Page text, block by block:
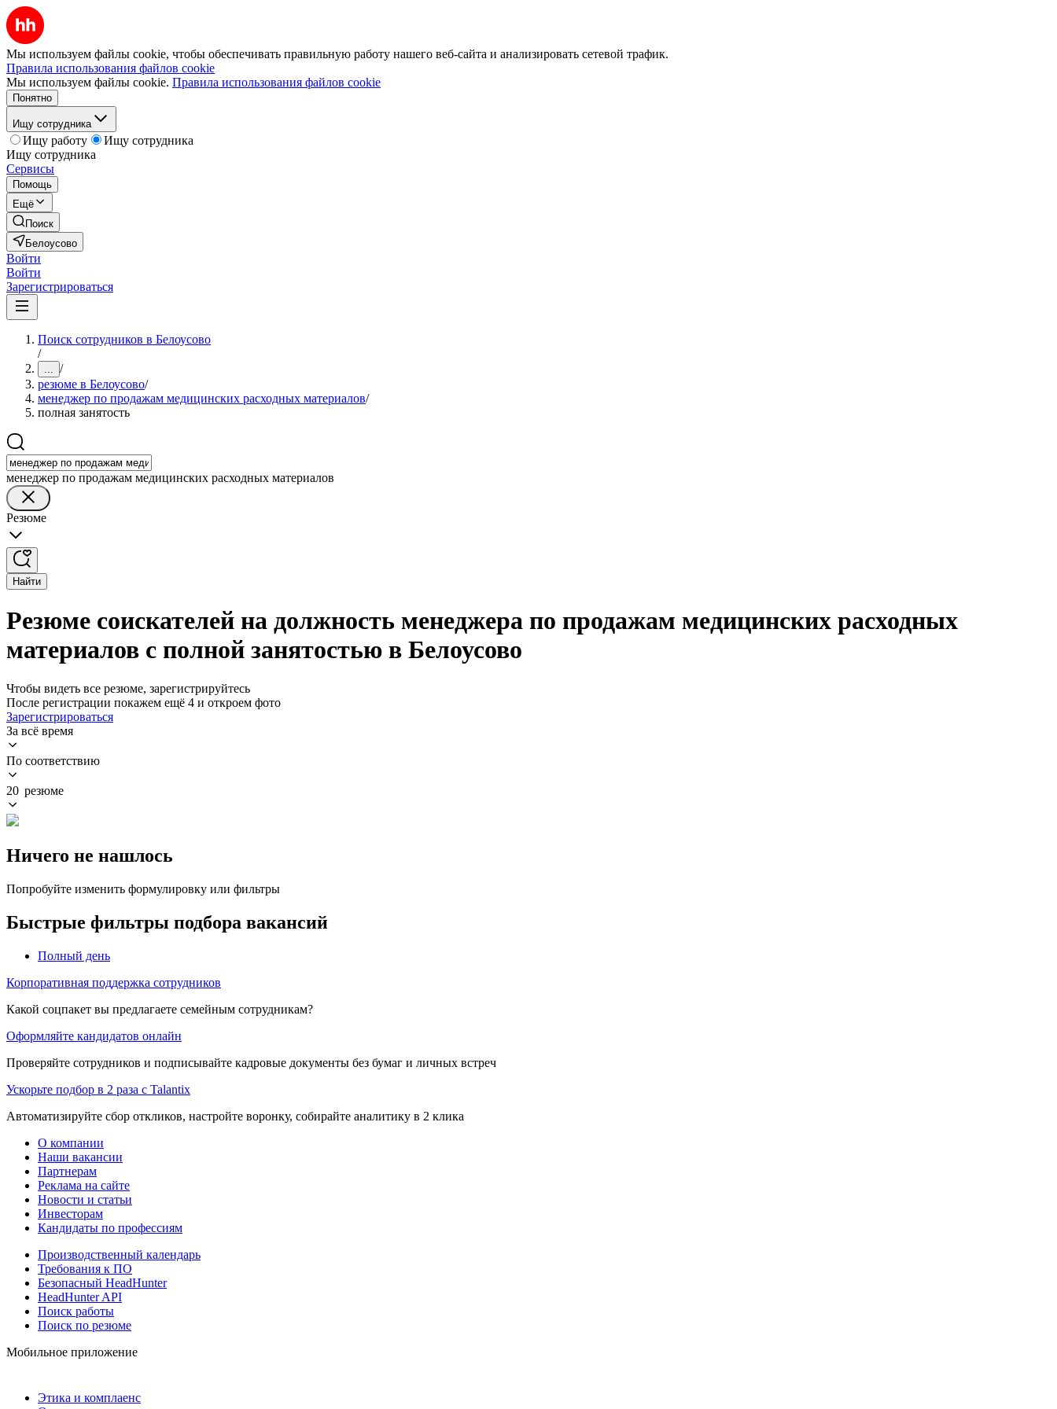
Мы используем файлы cookie, чтобы обеспечивать правильную работу нашего веб-сайта и анализировать сетевой трафик.
Правила использования файлов cookie
Мы используем файлы cookie. Правила использования файлов cookie
Понятно
Ищу сотрудника
Ищу работу
Ищу сотрудника
Ищу сотрудника
Сервисы
Помощь
Ещё
Поиск
Белоусово
Войти
Войти
Зарегистрироваться
Поиск сотрудников в Белоусово
/
... /
резюме в Белоусово/
менеджер по продажам медицинских расходных материалов/
полная занятость
менеджер по продажам медицинских расходных материалов
Резюме
Найти
Резюме соискателей на должность менеджера по продажам медицинских расходных
материалов с полной занятостью в Белоусово
Чтобы видеть все резюме, зарегистрируйтесь
После регистрации покажем ещё 4 и откроем фото
Зарегистрироваться
За всё время
По соответствию
20 резюме
Ничего не нашлось
Попробуйте изменить формулировку или фильтры
Быстрые фильтры подбора вакансий
Полный день
Корпоративная поддержка сотрудников
Какой соцпакет вы предлагаете семейным сотрудникам?
Оформляйте кандидатов онлайн
Проверяйте сотрудников и подписывайте кадровые документы без бумаг и личных встреч
Ускорьте подбор в 2 раза с Talantix
Автоматизируйте сбор откликов, настройте воронку, собирайте аналитику в 2 клика
О компании
Наши вакансии
Партнерам
Реклама на сайте
Новости и статьи
Инвесторам
Кандидаты по профессиям
Производственный календарь
Требования к ПО
Безопасный HeadHunter
HeadHunter API
Поиск работы
Поиск по резюме
Мобильное приложение
Этика и комплаенс